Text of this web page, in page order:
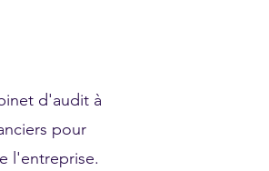
d'audit à
pour
l'entreprise.